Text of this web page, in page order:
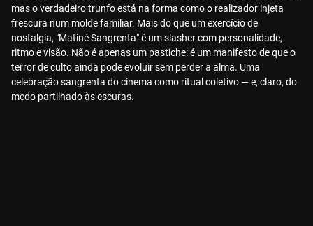
mas o verdadeiro trunfo está na forma como o realizador injeta
frescura num molde familiar. Mais do que um exercício de
nostalgia, "Matiné Sangrenta" é um slasher com personalidade,
ritmo e visão. Não é apenas um pastiche: é um manifesto de que o
terror de culto ainda pode evoluir sem perder a alma. Uma
celebração sangrenta do cinema como ritual coletivo — e, claro, do
medo partilhado às escuras.